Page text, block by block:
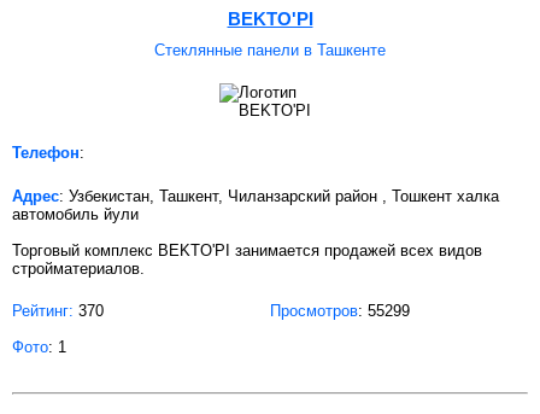
BEKTO'PI
Стеклянные панели в Ташкенте
Телефон:
Адрес: Узбекистан, Ташкент, Чиланзарский район , Тошкент халка
автомобиль йули
Торговый комплекс BEKTO'PI занимается продажей всех видов
стройматериалов.
Рейтинг: 370 Просмотров: 55299
Фото: 1